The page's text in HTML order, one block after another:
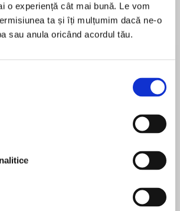
o experiență cât mai bună. Le vom
ta și îți mulțumim dacă ne-o
sau anula oricând acordul tău.
of the unforgettable bestseller
by disappearing, will write
far more drastic than 13 year-old
intended when she tried a
nu există recenzii